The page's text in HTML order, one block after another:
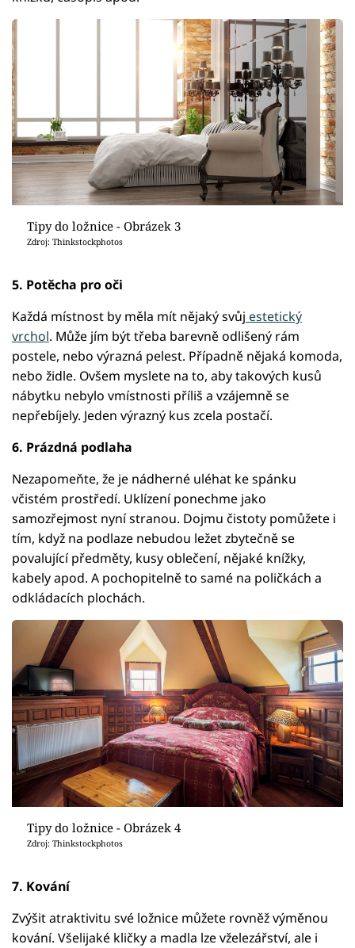
Tipy do ložnice - Obrázek 3
Zdroj: Thinkstockphotos
5. Potěcha pro oči
Každá místnost by měla mít nějaký svůj estetický
vrchol. Může jím být třeba barevně odlišený rám
postele, nebo výrazná pelest. Případně nějaká komoda,
nebo židle. Ovšem myslete na to, aby takových kusů
nábytku nebylo vmístnosti příliš a vzájemně se
nepřebíjely. Jeden výrazný kus zcela postačí.
6. Prázdná podlaha
Nezapomeňte, že je nádherné uléhat ke spánku
včistém prostředí. Uklízení ponechme jako
samozřejmost nyní stranou. Dojmu čistoty pomůžete i
tím, když na podlaze nebudou ležet zbytečně se
povalující předměty, kusy oblečení, nějaké knížky,
kabely apod. A pochopitelně to samé na poličkách a
odkládacích plochách.
Tipy do ložnice - Obrázek 4
Zdroj: Thinkstockphotos
7. Kování
Zvýšit atraktivitu své ložnice můžete rovněž výměnou
kování. Všelijaké kličky a madla lze vželezářství, ale i